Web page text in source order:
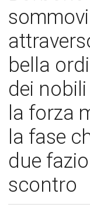
bella
dei
la forza
la fase
due
scontro